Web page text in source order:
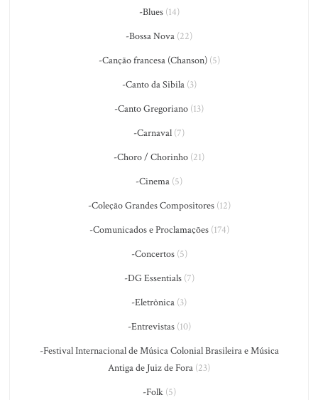
-Blues(14)
-Bossa Nova (22)
-Canção francesa (Chanson)(5)
-Canto da Sibila(3)
-Canto Gregoriano (13)
-Carnaval (7)
-Choro / Chorinho (21)
-Cinema (5)
-Coleção Grandes Compositores(12)
-Comunicados e Proclamações(174)
-Concertos(5)
-DG Essentials(7)
-Eletrônica (3)
-Entrevistas(10)
-Festival Internacional de Música Colonial Brasileira e Música
Antiga de Juiz de Fora (23)
-Folk(5)